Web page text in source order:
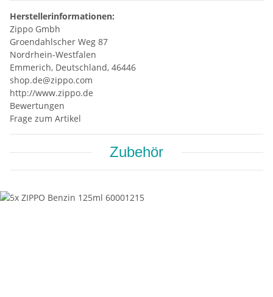
Herstellerinformationen:
Zippo Gmbh
Groendahlscher Weg 87
Nordrhein-Westfalen
Emmerich, Deutschland, 46446
shop.de@zippo.com
http://www.zippo.de
Bewertungen
Frage zum Artikel
Zubehör